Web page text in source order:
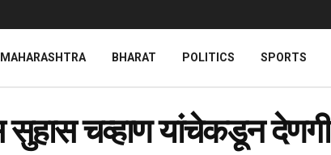
MAHARASHTRA BHARAT POLITICS SPORTS
सुहास चव्हाण यांचेकडून देणगी